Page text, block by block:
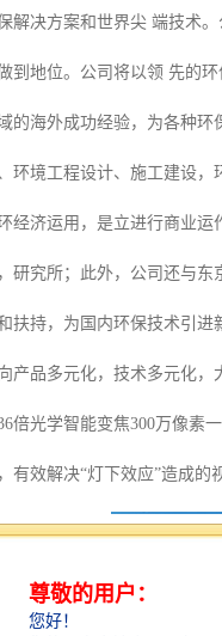
解决方案和世界尖 端技术
到地位。公司将以领 先的
的海外成功经验，为各种
环境工程设计、施工建设
经济运用，是立进行商业
研究所；此外，公司还与
扶持，为国内环保技术引
产品多元化，技术多元化，
倍光学智能变焦300万像素
有效解决“灯下效应”造成的